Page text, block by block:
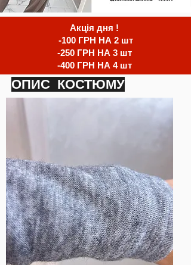
Акція дня !
-100 ГРН НА 2 шт
-250 ГРН НА 3 шт
-400 ГРН НА 4 шт
ОПИС КОСТЮМУ